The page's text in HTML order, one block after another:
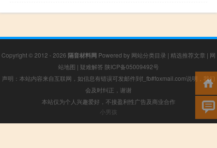
Copyright © 2012 - 2026 隔音材料网 Powered by 网站分类目录 | 精选推荐文章 | 网
站地图 | 疑难解答 陕ICP备05009492号
声明：本站内容来自互联网，如信息有错误可发邮件到f_fb#foxmail.com说明，我们
会及时纠正，谢谢
本站仅为个人兴趣爱好，不接盈利性广告及商业合作
小男孩